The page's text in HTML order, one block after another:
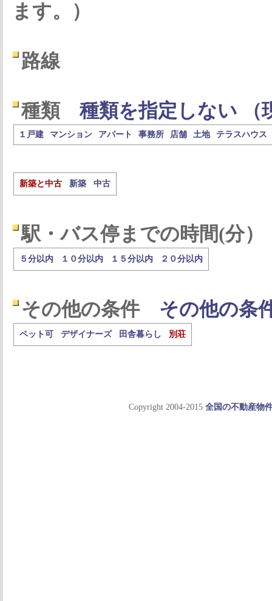
ます。）
路線
種類 種類を指定しない （
１戸建 マンション アパート 事務所 店舗 土地 テラスハウス
新築と中古 新築 中古
駅・バス停までの時間(分）
５分以内 １０分以内 １５分以内 ２０分以内
その他の条件 その他の条
ペット可 デザイナーズ 田舎暮らし 別荘
Copyright 2004-2015 全国の不動産物